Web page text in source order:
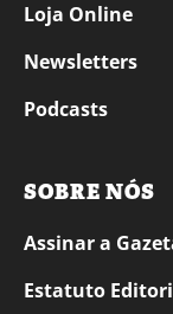
Loja Online
Newsletters
Podcasts
SOBRE NÓS
Assinar a
Estatuto